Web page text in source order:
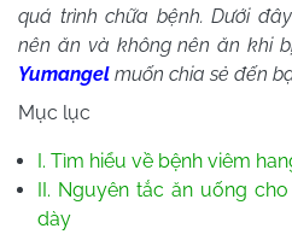
quá trình chữa bệnh. Dưới
nên ăn và không nên ăn khi
Yumangel muốn chia sẻ đến
Mục lục
I. Tìm hiểu về bệnh viêm
II. Nguyên tắc ăn uống
dày